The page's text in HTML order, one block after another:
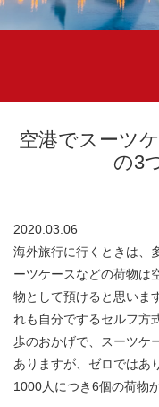
空港でスーツ
の3
2020.03.06
海外旅行に行くときは、
ーツケースなどの荷物は
物として預けると思いま
れも自分でするセルフ方
歩のおかげで、スーツケ
ありますが、ゼロではあ
1000人につき6個の荷物